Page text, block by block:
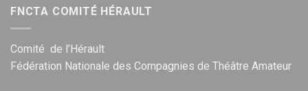
FNCTA COMITÉ HÉRAULT
Comité de l’Hérault
Fédération Nationale des Compagnies de Théâtre Amateur